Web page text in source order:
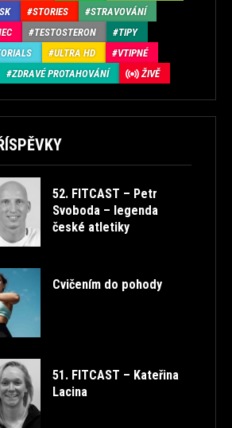
STORIES
STRAVOVÁNÍ
TESTOSTERON
TIPY
ULTRA HD
VTIPNÉ
ZDRAVÉ PROTAHOVÁNÍ ŽIVĚ
52. FITCAST – Petr
Svoboda – legenda
české atletiky
Cvičením do pohody
51. FITCAST – Kateřina
Lacina